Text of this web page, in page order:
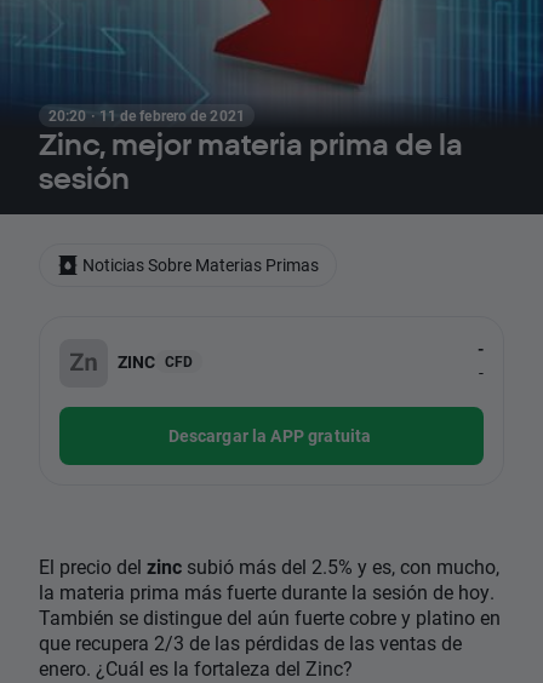
20:20 · 11 de febrero de 2021
Zinc, mejor materia prima de la
sesión
ZINC CFD
-
-
Descargar la APP gratuita
​El precio del zinc subió más del 2.5% y es, con mucho,
la materia prima más fuerte durante la sesión de hoy.
También se distingue del aún fuerte cobre y platino en
que recupera 2/3 de las pérdidas de las ventas de
enero. ¿Cuál es la fortaleza del Zinc?
Noticias Sobre Materias Primas